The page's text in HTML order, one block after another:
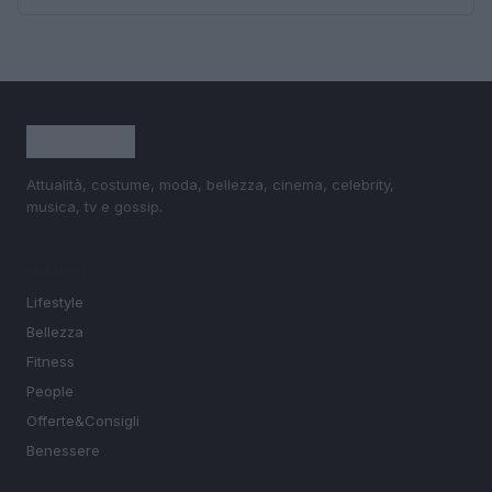
Attualità, costume, moda, bellezza, cinema, celebrity,
musica, tv e gossip.
Lifestyle
Bellezza
Fitness
People
Offerte&Consigli
Benessere